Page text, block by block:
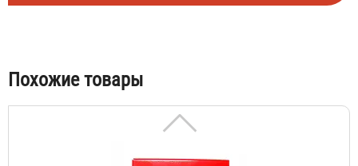
Похожие товары